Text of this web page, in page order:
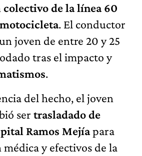
colectivo de la línea 60
. El conductor
joven de entre 20 y 25
tras el impacto y
.
del hecho, el joven
ser trasladado de
Ramos Mejíapara
y efectivos de la